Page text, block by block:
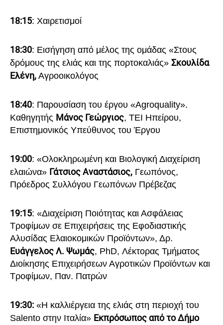
18:15: Χαιρετισμοί
18:30: Εισήγηση από μέλος της ομάδας «Στους
δρόμους της ελιάς και της πορτοκαλιάς» Σκουλίδα
Ελένη, Αγροοικολόγος
18:40: Παρουσίαση του έργου «Agroquality».
Καθηγητής Μάνος Γεώργιος, ΤΕΙ Ηπείρου,
Επιστημονικός Υπεύθυνος του Έργου
19:00: «Ολοκληρωμένη και Βιολογική Διαχείριση
ελαιώνα» Γάτσιος Αναστάσιος, Γεωπόνος,
Πρόεδρος Συλλόγου Γεωπόνων Πρέβεζας
19:15: «Διαχείριση Ποιότητας και Ασφάλειας
Τροφίμων σε Επιχειρήσεις της Εφοδιαστικής
Αλυσίδας Ελαιοκομικών Προϊόντων», Δρ.
Ευάγγελος Λ. Ψωμάς, PhD, Λέκτορας Τμήματος
Διοίκησης Επιχειρήσεων Αγροτικών Προϊόντων και
Τροφίμων, Παν. Πατρών
19:30: «Η καλλιέργεια της ελιάς στη περιοχή του
Salento στην Ιταλία» Εκπρόσωπος από το Δήμο